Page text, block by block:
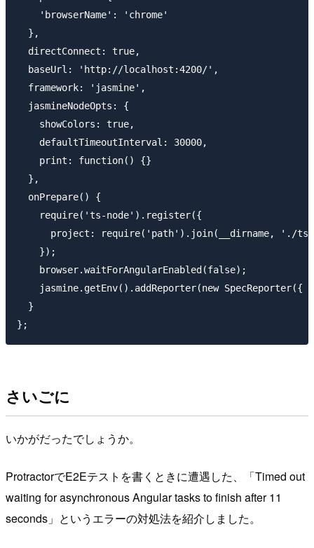
    'browserName': 'chrome'
  },
  directConnect: true,
  baseUrl: 'http://localhost:4200/',
  framework: 'jasmine',
  jasmineNodeOpts: {
    showColors: true,
    defaultTimeoutInterval: 30000,
    print: function() {}
  },
  onPrepare() {
    require('ts-node').register({
project: require('path').join(__dirname, './
    });
    browser.waitForAngularEnabled(false);
jasmine.getEnv().addReporter(new SpecReporter({
  }
さいごに
いかがだったでしょうか。
ProtractorでE2Eテストを書くときに遭遇した、「Timed out
waiting for asynchronous Angular tasks to finish after 11
seconds」というエラーの対処法を紹介しました。